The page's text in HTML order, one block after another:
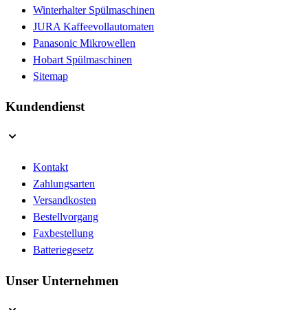
Winterhalter Spülmaschinen
JURA Kaffeevollautomaten
Panasonic Mikrowellen
Hobart Spülmaschinen
Sitemap
Kundendienst
Kontakt
Zahlungsarten
Versandkosten
Bestellvorgang
Faxbestellung
Batteriegesetz
Unser Unternehmen